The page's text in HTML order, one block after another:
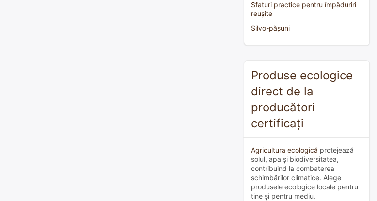
Sfaturi practice pentru împăduriri
reușite
Silvo-pășuni
Produse ecologice
direct de la
producători
certificați
Agricultura ecologică protejează
solul, apa și biodiversitatea,
contribuind la combaterea
schimbărilor climatice. Alege
produsele ecologice locale pentru
tine și pentru mediu.